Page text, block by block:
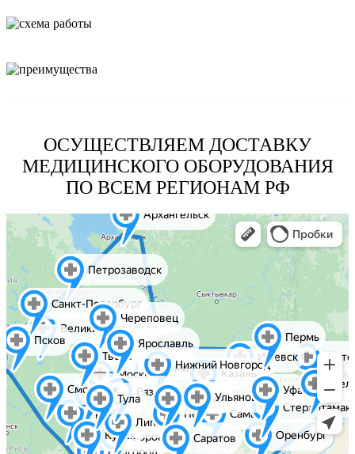
ОСУЩЕСТВЛЯЕМ ДОСТАВКУ
МЕДИЦИНСКОГО ОБОРУДОВАНИЯ
ПО ВСЕМ РЕГИОНАМ РФ